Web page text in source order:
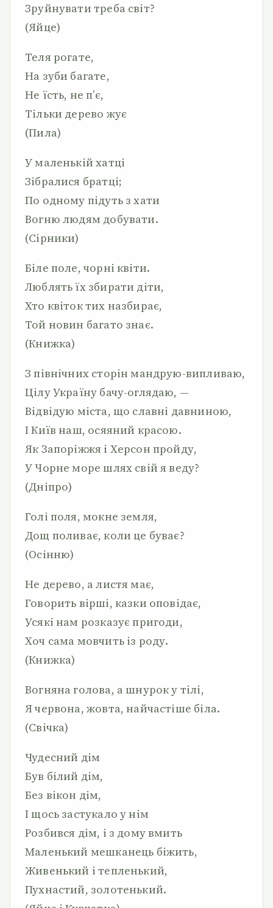
Зруйнувати треба світ?
(Яйце)
Теля рогате,
На зуби багате,
Не їсть, не п’є,
Тільки дерево жує
(Пила)
У маленькій хатці
Зібралися братці;
По одному підуть з хати
Вогню людям добувати.
(Сірники)
Біле поле, чорні квіти.
Люблять їх збирати діти,
Хто квіток тих назбирає,
Той новин багато знає.
(Книжка)
З північних сторін мандрую-випливаю,
Цілу Україну бачу-оглядаю, —
Відвідую міста, що славні давниною,
І Київ наш, осяяний красою.
Як Запоріжжя і Херсон пройду,
У Чорне море шлях свій я веду?
(Дніпро)
Голі поля, мокне земля,
Дощ поливає, коли це буває?
(Осінню)
Не дерево, а листя має,
Говорить вірші, казки оповідає,
Усякі нам розказує пригоди,
Хоч сама мовчить із роду.
(Книжка)
Вогняна голова, а шнурок у тілі,
Я червона, жовта, найчастіше біла.
(Свічка)
Чудесний дім
Був білий дім,
Без вікон дім,
І щось застукало у нім
Розбився дім, і з дому вмить
Маленький мешканець біжить,
Живенький і тепленький,
Пухнастий, золотенький.